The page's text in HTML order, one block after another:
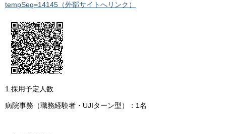
tempSeq=14145（外部サイトへリンク）
1.採用予定人数
病院事務（職務経験者・UJIターン型）：1名